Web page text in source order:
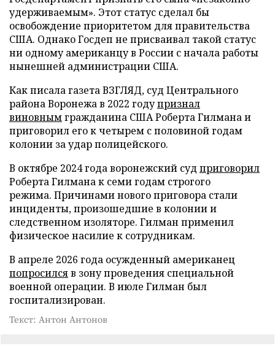
удерживаемым». Этот статус сделал бы
освобождение приоритетом для правительства
США. Однако Госдеп не присваивал такой статус
ни одному американцу в России с начала работы
нынешней администрации США.
Как писала газета ВЗГЛЯД, суд Центрального
района Воронежа в 2022 годупризнал
виновнымгражданина США Роберта Гилмана и
приговорил его к четырем с половиной годам
колонии за удар полицейского.
В октябре 2024 года воронежский суд приговорил
Роберта Гилмана к семи годам строгого
режима. Причинами нового приговора стали
инциденты, произошедшие в колонии и
следственном изоляторе. Гилман применил
физическое насилие к сотрудникам.
В апреле 2026 года осужденный американец
попросилсяв зону проведения специальной
военной операции. В июле Гилман был
госпитализирован.
Текст: Антон Антонов